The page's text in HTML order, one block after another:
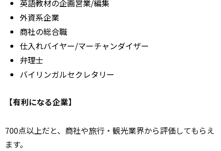
英語教材の企画営業/編集
外資系企業
商社の総合職
仕入れバイヤー/マーチャンダイザー
弁理士
バイリンガルセクレタリー
【有利になる企業】
700点以上だと、商社や旅行・観光業界から評価してもらえ
ます。